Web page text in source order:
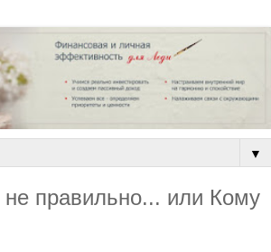
▼
правильно... или Кому